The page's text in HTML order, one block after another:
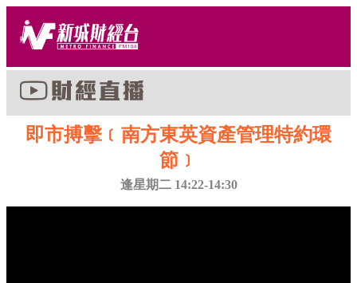
即市搏擊﹝南方東英資產管理特約環
節﹞
逢星期二 14:22-14:30